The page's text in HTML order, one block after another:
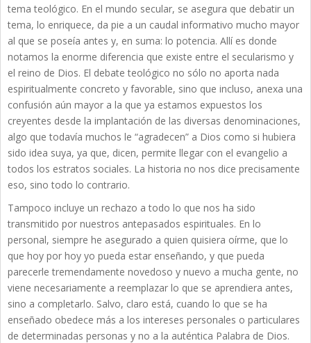
tema teológico. En el mundo secular, se asegura que debatir un
tema, lo enriquece, da pie a un caudal informativo mucho mayor
al que se poseía antes y, en suma: lo potencia. Allí es donde
notamos la enorme diferencia que existe entre el secularismo y
el reino de Dios. El debate teológico no sólo no aporta nada
espiritualmente concreto y favorable, sino que incluso, anexa una
confusión aún mayor a la que ya estamos expuestos los
creyentes desde la implantación de las diversas denominaciones,
algo que todavía muchos le “agradecen” a Dios como si hubiera
sido idea suya, ya que, dicen, permite llegar con el evangelio a
todos los estratos sociales. La historia no nos dice precisamente
eso, sino todo lo contrario.
Tampoco incluye un rechazo a todo lo que nos ha sido
transmitido por nuestros antepasados espirituales. En lo
personal, siempre he asegurado a quien quisiera oírme, que lo
que hoy por hoy yo pueda estar enseñando, y que pueda
parecerle tremendamente novedoso y nuevo a mucha gente, no
viene necesariamente a reemplazar lo que se aprendiera antes,
sino a completarlo. Salvo, claro está, cuando lo que se ha
enseñado obedece más a los intereses personales o particulares
de determinadas personas y no a la auténtica Palabra de Dios.